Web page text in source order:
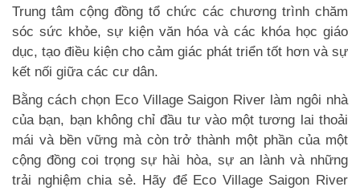
Trung tâm cộng đồng tổ chức các chương trình chăm
sóc sức khỏe, sự kiện văn hóa và các khóa học giáo
dục, tạo điều kiện cho cảm giác phát triển tốt hơn và sự
kết nối giữa các cư dân.
Bằng cách chọn Eco Village Saigon River làm ngôi nhà
của bạn, bạn không chỉ đầu tư vào một tương lai thoải
mái và bền vững mà còn trở thành một phần của một
cộng đồng coi trọng sự hài hòa, sự an lành và những
trải nghiệm chia sẻ. Hãy để Eco Village Saigon River